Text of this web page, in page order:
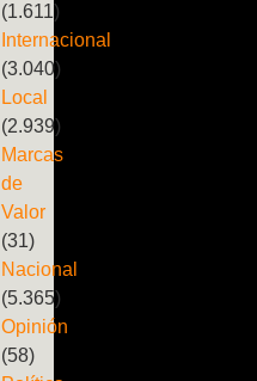
(1.611)
Internacional
(3.040)
Local
(2.939)
Marcas
de
Valor
(31)
Nacional
(5.365)
Opinión
(58)